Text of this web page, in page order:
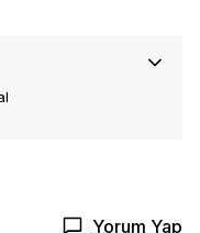
Yorum Yap